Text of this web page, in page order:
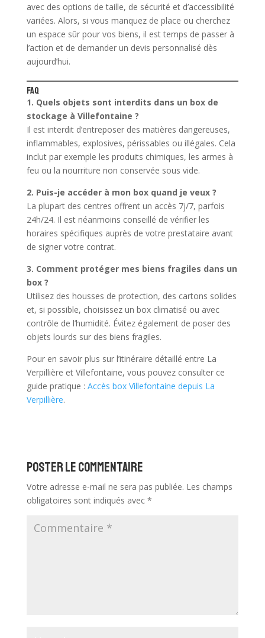
avec des options de taille, de sécurité et d’accessibilité
variées. Alors, si vous manquez de place ou cherchez
un espace sûr pour vos biens, il est temps de passer à
l’action et de demander un devis personnalisé dès
aujourd’hui.
FAQ
1. Quels objets sont interdits dans un box de
stockage à Villefontaine ?
Il est interdit d’entreposer des matières dangereuses,
inflammables, explosives, périssables ou illégales. Cela
inclut par exemple les produits chimiques, les armes à
feu ou la nourriture non conservée sous vide.
2. Puis-je accéder à mon box quand je veux ?
La plupart des centres offrent un accès 7j/7, parfois
24h/24. Il est néanmoins conseillé de vérifier les
horaires spécifiques auprès de votre prestataire avant
de signer votre contrat.
3. Comment protéger mes biens fragiles dans un
box ?
Utilisez des housses de protection, des cartons solides
et, si possible, choisissez un box climatisé ou avec
contrôle de l’humidité. Évitez également de poser des
objets lourds sur des biens fragiles.
Pour en savoir plus sur l’itinéraire détaillé entre La
Verpillière et Villefontaine, vous pouvez consulter ce
guide pratique : Accès box Villefontaine depuis La
Verpillière.
Poster le commentaire
Votre adresse e-mail ne sera pas publiée. Les champs
obligatoires sont indiqués avec *